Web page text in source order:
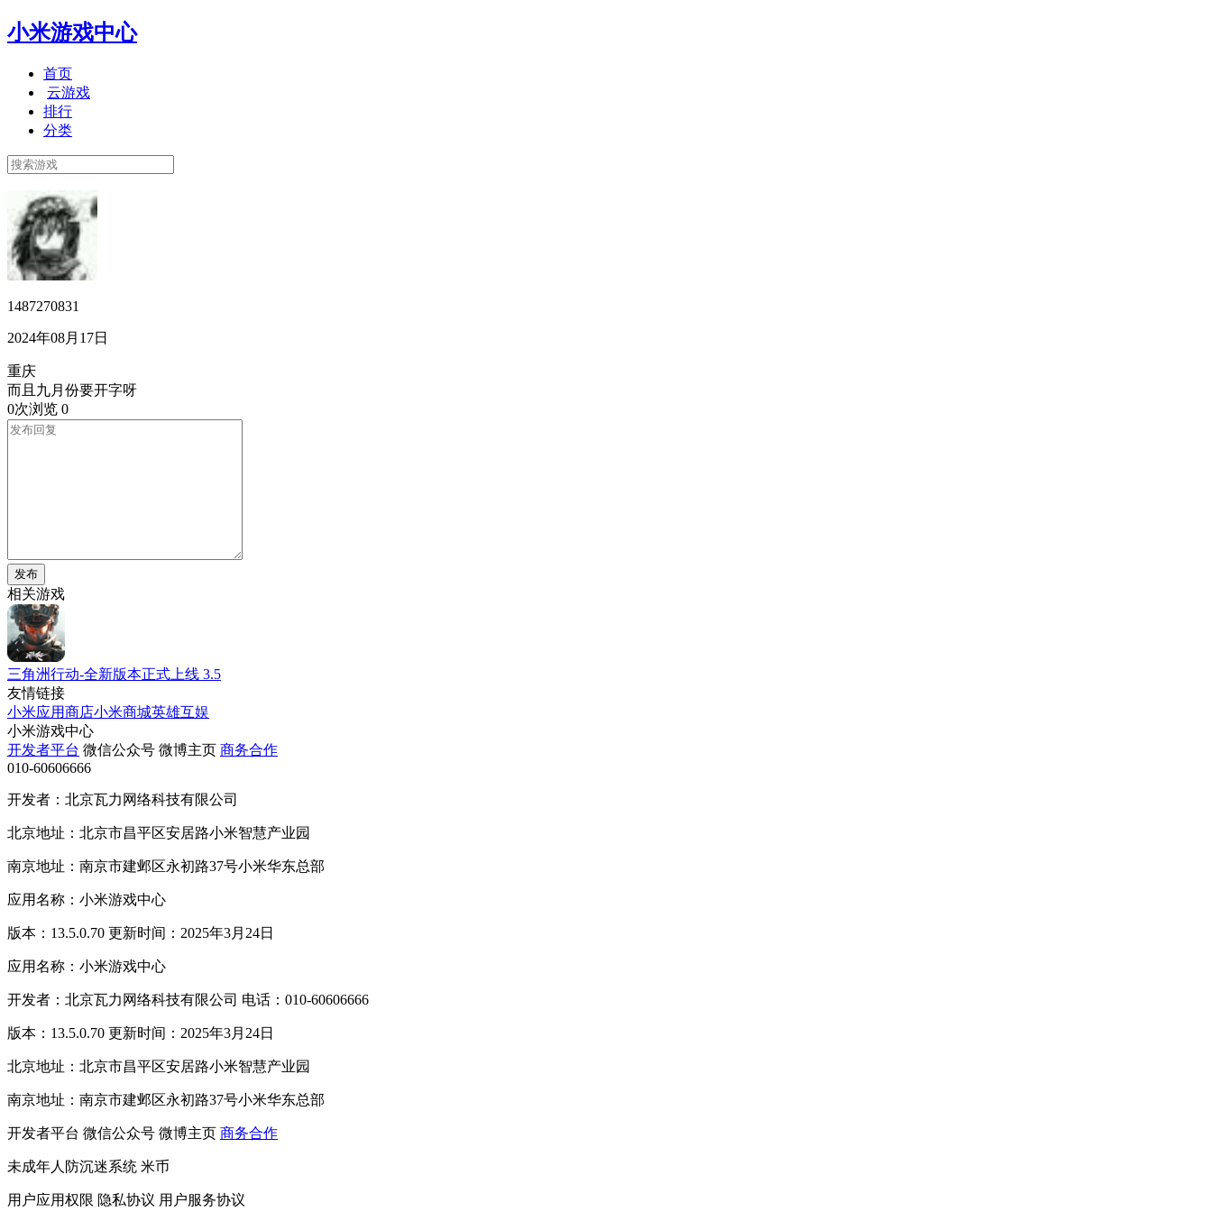
小米游戏中心
首页
云游戏
排行
分类
1487270831
2024年08月17日
重庆
而且九月份要开字呀
0次浏览 0
发布
相关游戏
三角洲行动-全新版本正式上线 3.5
友情链接
小米应用商店小米商城英雄互娱
小米游戏中心
开发者平台 微信公众号 微博主页 商务合作
010-60606666
开发者：北京瓦力网络科技有限公司
北京地址：北京市昌平区安居路小米智慧产业园
南京地址：南京市建邺区永初路37号小米华东总部
应用名称：小米游戏中心
版本：13.5.0.70 更新时间：2025年3月24日
应用名称：小米游戏中心
开发者：北京瓦力网络科技有限公司 电话：010-60606666
版本：13.5.0.70 更新时间：2025年3月24日
北京地址：北京市昌平区安居路小米智慧产业园
南京地址：南京市建邺区永初路37号小米华东总部
开发者平台 微信公众号 微博主页 商务合作
未成年人防沉迷系统 米币
用户应用权限 隐私协议 用户服务协议